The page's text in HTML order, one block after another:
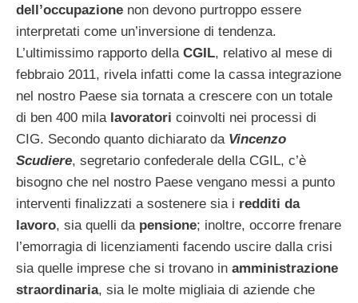
dell’occupazione non devono purtroppo essere
interpretati come un’inversione di tendenza.
L’ultimissimo rapporto della CGIL, relativo al mese di
febbraio 2011, rivela infatti come la cassa integrazione
nel nostro Paese sia tornata a crescere con un totale
di ben 400 mila lavoratori coinvolti nei processi di
CIG. Secondo quanto dichiarato da Vincenzo
Scudiere, segretario confederale della CGIL, c’è
bisogno che nel nostro Paese vengano messi a punto
interventi finalizzati a sostenere sia i redditi da
lavoro, sia quelli da pensione; inoltre, occorre frenare
l’emorragia di licenziamenti facendo uscire dalla crisi
sia quelle imprese che si trovano in amministrazione
straordinaria, sia le molte migliaia di aziende che